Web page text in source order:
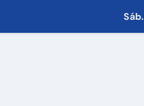
desde las